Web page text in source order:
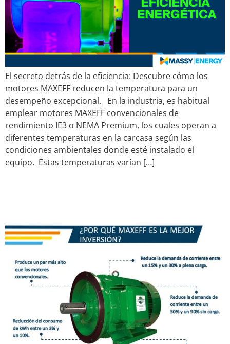
El secreto detrás de la eficiencia: Descubre cómo los
motores MAXEFF reducen la temperatura para un
desempeño excepcional. En la industria, es habitual
emplear motores MAXEFF convencionales de
rendimiento IE3 o NEMA Premium, los cuales operan a
diferentes temperaturas en la carcasa según las
condiciones ambientales donde esté instalado el
equipo. Estas temperaturas varían […]